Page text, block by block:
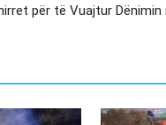
për të Vuajtur